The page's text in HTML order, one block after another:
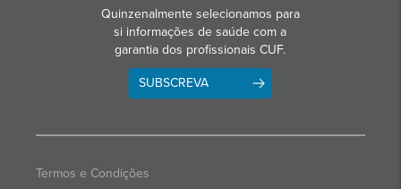
Quinzenalmente selecionamos para
si informações de saúde com a
garantia dos profissionais CUF.
SUBSCREVA
Termos e Condições